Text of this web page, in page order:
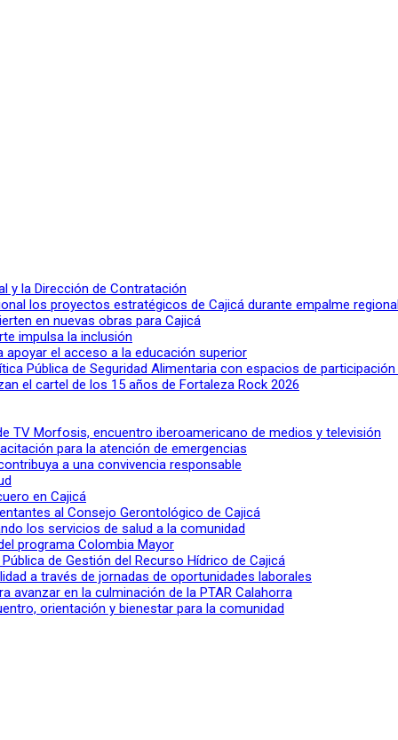
y la Dirección de Contratación
los proyectos estratégicos de Cajicá durante empalme
en nuevas obras para Cajicá
impulsa la inclusión
apoyar el acceso a la educación superior
Pública de Seguridad Alimentaria con espacios de participación
el cartel de los 15 años de Fortaleza Rock 2026
TV Morfosis, encuentro iberoamericano de medios y televisión
para la atención de emergencias
a una convivencia responsable
en Cajicá
al Consejo Gerontológico de Cajicá
los servicios de salud a la comunidad
programa Colombia Mayor
de Gestión del Recurso Hídrico de Cajicá
a través de jornadas de oportunidades laborales
avanzar en la culminación de la PTAR Calahorra
orientación y bienestar para la comunidad